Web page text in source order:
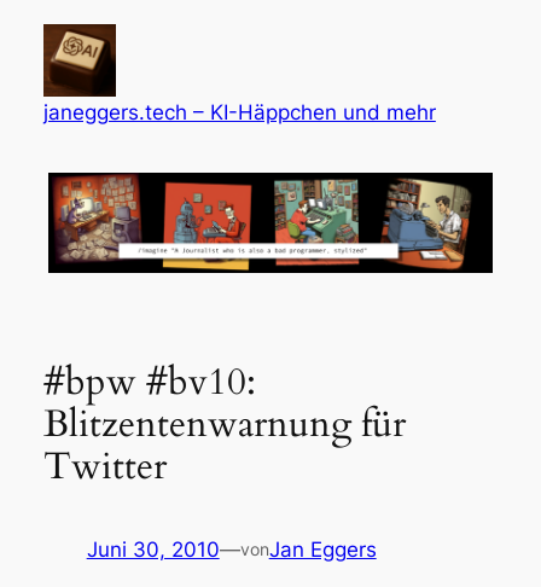
springen
janeggers.tech – KI-Häppchen und mehr
#bpw #bv10:
Blitzentenwarnung für
Twitter
Juni 30, 2010—vonJan Eggers